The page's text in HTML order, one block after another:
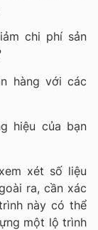
chi phí sản
hàng với các
hiệu của bạn
xét số liệu
ra, cần xác
này có thể
một lộ trình